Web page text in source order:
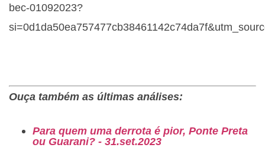
bec-01092023?
Ouça também as últimas análises:
Para quem uma derrota é pior, Ponte Preta
ou Guarani? - 31.set.2023